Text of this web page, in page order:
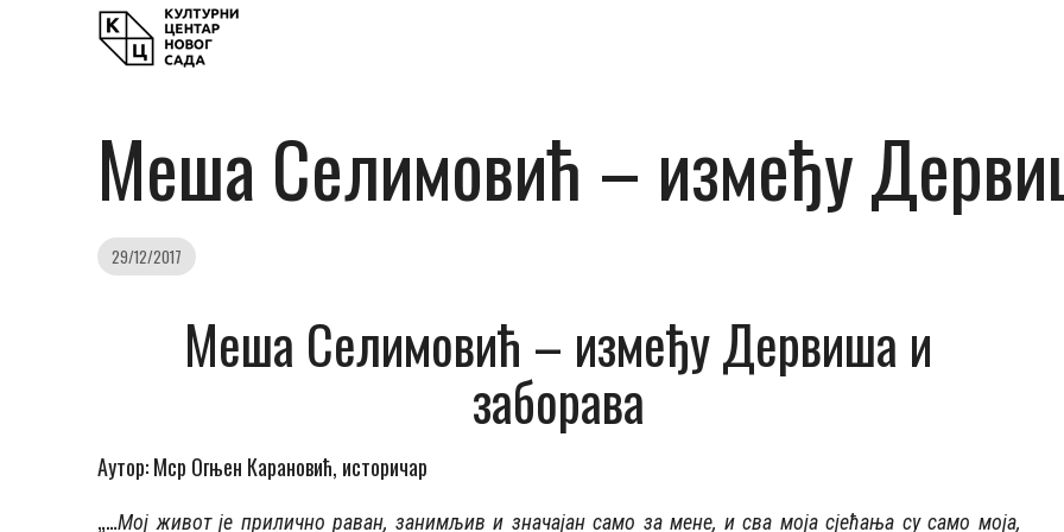
Меша Селимовић – између
29/12/2017
Меша Селимовић – између Дервиша и
заборава
Аутор: Мср Огњен Карановић, историчар
„…Мој живот је прилично раван, занимљив и значајан само за мене, и сва моја сјећања су само моја,